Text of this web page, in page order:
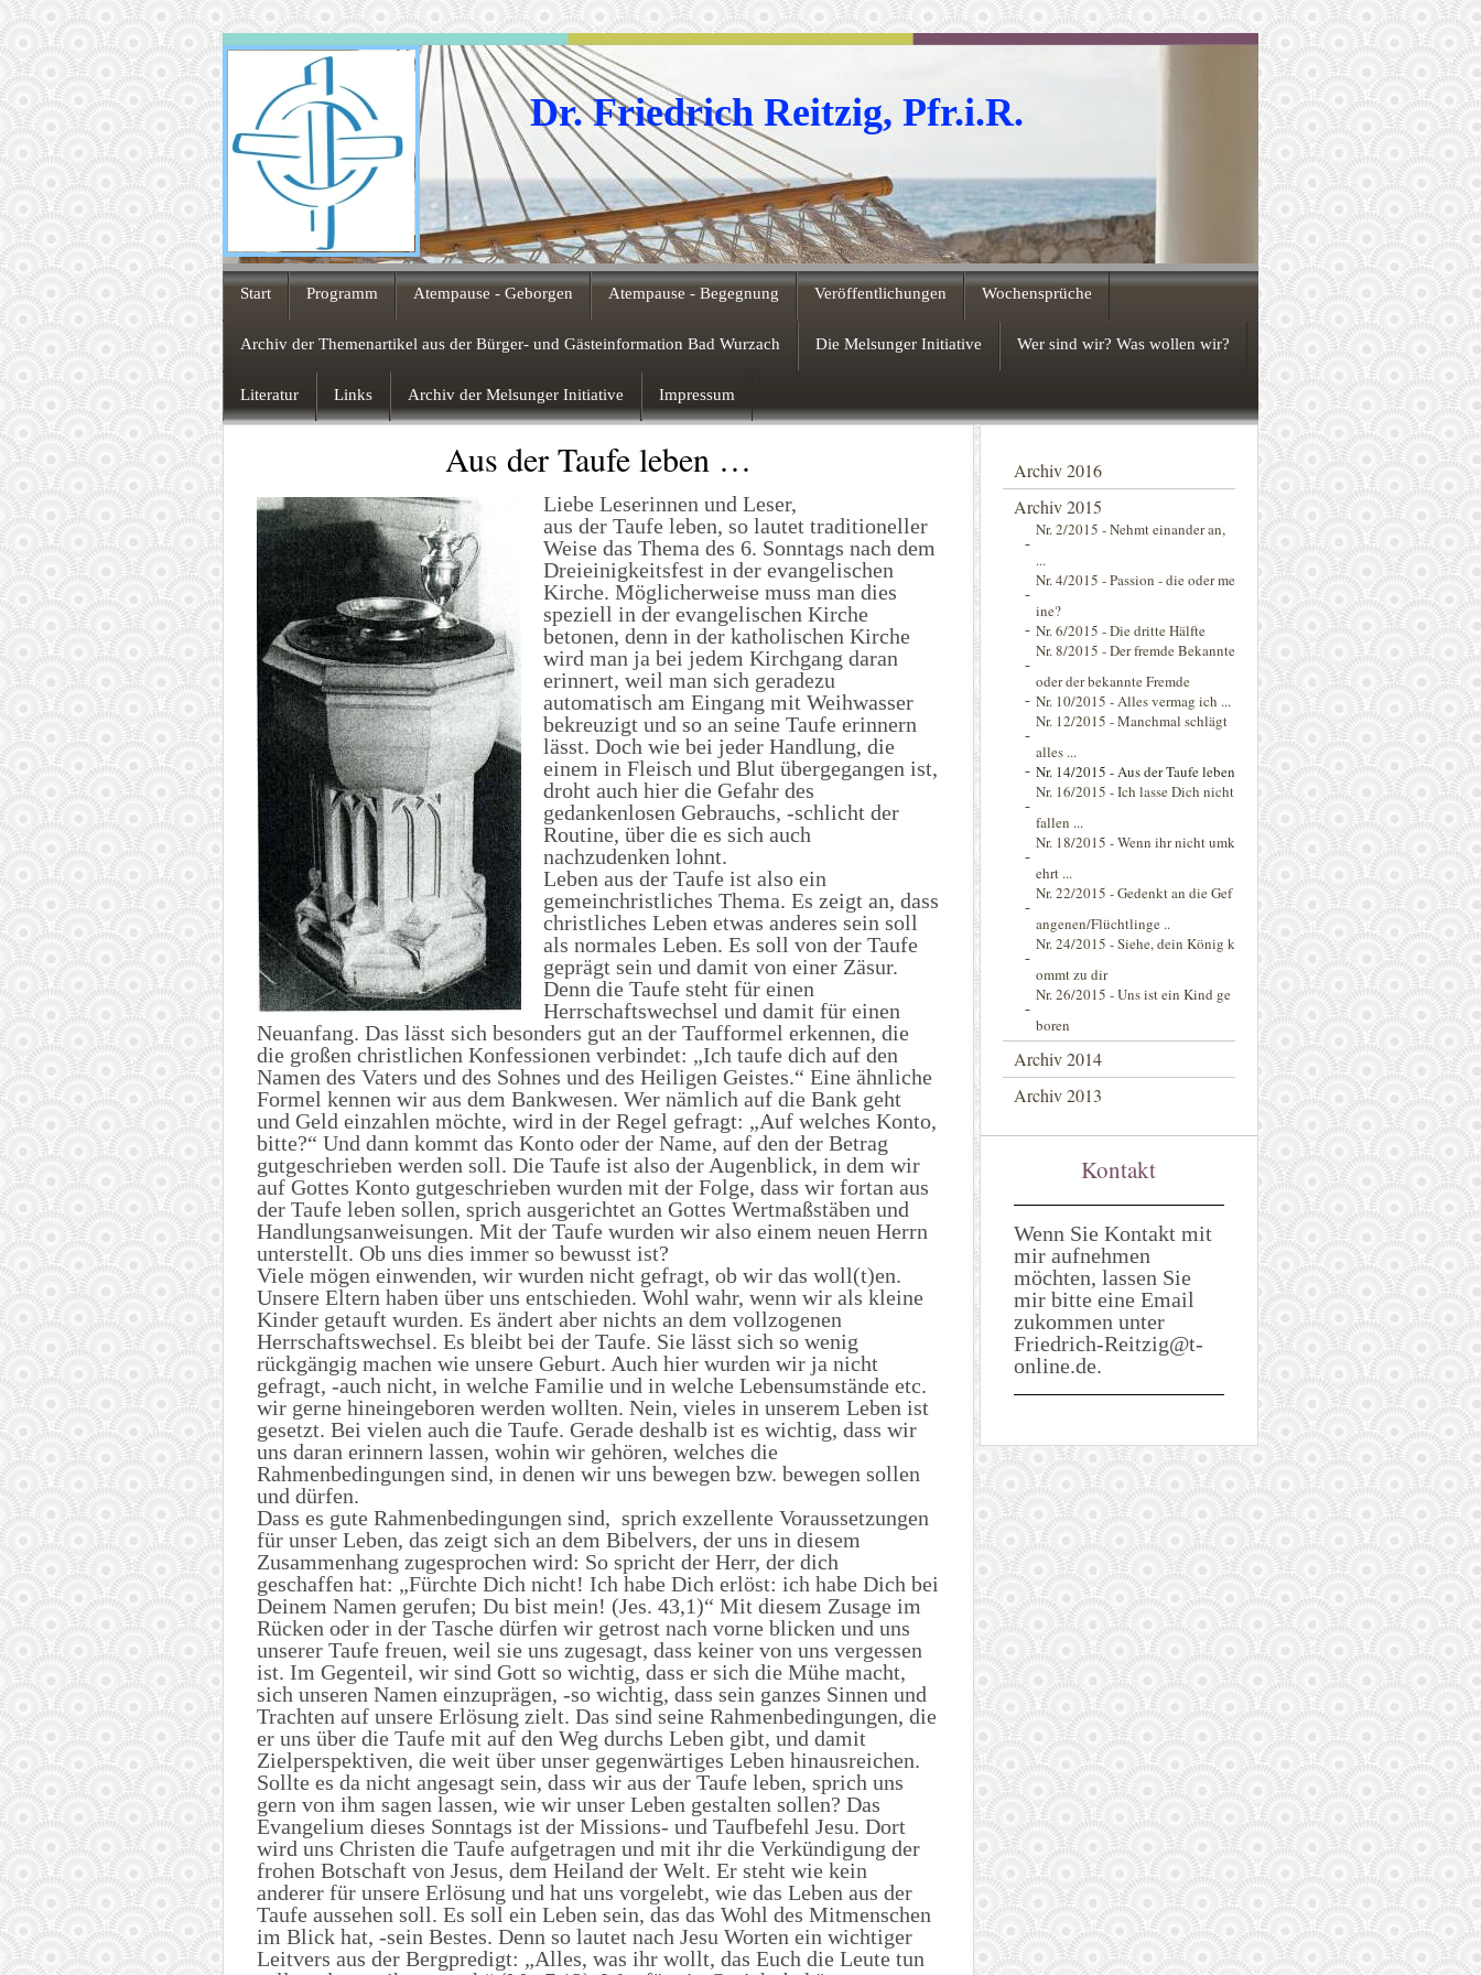
Dr. Friedrich Reitzig, Pfr.i.R.
Start Programm Atempause - Geborgen Atempause - Begegnung Veröffentlichungen Wochensprüche
Archiv der Themenartikel aus der Bürger- und Gästeinformation Bad Wurzach Die Melsunger Initiative Wer sind wir? Was wollen wir?
Literatur Links Archiv der Melsunger Initiative Impressum
Aus der Taufe leben …
Liebe Leserinnen und Leser,
aus der Taufe leben, so lautet traditioneller
Weise das Thema des 6. Sonntags nach dem
Dreieinigkeitsfest in der evangelischen
Kirche. Möglicherweise muss man dies
speziell in der evangelischen Kirche
betonen, denn in der katholischen Kirche
wird man ja bei jedem Kirchgang daran
erinnert, weil man sich geradezu
automatisch am Eingang mit Weihwasser
bekreuzigt und so an seine Taufe erinnern
lässt. Doch wie bei jeder Handlung, die
einem in Fleisch und Blut übergegangen ist,
droht auch hier die Gefahr des
gedankenlosen Gebrauchs, -schlicht der
Routine, über die es sich auch
nachzudenken lohnt.
Leben aus der Taufe ist also ein
gemeinchristliches Thema. Es zeigt an, dass
christliches Leben etwas anderes sein soll
als normales Leben. Es soll von der Taufe
geprägt sein und damit von einer Zäsur.
Denn die Taufe steht für einen
Herrschaftswechsel und damit für einen
Neuanfang. Das lässt sich besonders gut an der Taufformel erkennen, die
die großen christlichen Konfessionen verbindet: „Ich taufe dich auf den
Namen des Vaters und des Sohnes und des Heiligen Geistes.“ Eine ähnliche
Formel kennen wir aus dem Bankwesen. Wer nämlich auf die Bank geht
und Geld einzahlen möchte, wird in der Regel gefragt: „Auf welches Konto,
bitte?“ Und dann kommt das Konto oder der Name, auf den der Betrag
gutgeschrieben werden soll. Die Taufe ist also der Augenblick, in dem wir
auf Gottes Konto gutgeschrieben wurden mit der Folge, dass wir fortan aus
der Taufe leben sollen, sprich ausgerichtet an Gottes Wertmaßstäben und
Handlungsanweisungen. Mit der Taufe wurden wir also einem neuen Herrn
unterstellt. Ob uns dies immer so bewusst ist?
Viele mögen einwenden, wir wurden nicht gefragt, ob wir das woll(t)en.
Unsere Eltern haben über uns entschieden. Wohl wahr, wenn wir als kleine
Kinder getauft wurden. Es ändert aber nichts an dem vollzogenen
Herrschaftswechsel. Es bleibt bei der Taufe. Sie lässt sich so wenig
rückgängig machen wie unsere Geburt. Auch hier wurden wir ja nicht
gefragt, -auch nicht, in welche Familie und in welche Lebensumstände etc.
wir gerne hineingeboren werden wollten. Nein, vieles in unserem Leben ist
gesetzt. Bei vielen auch die Taufe. Gerade deshalb ist es wichtig, dass wir
uns daran erinnern lassen, wohin wir gehören, welches die
Rahmenbedingungen sind, in denen wir uns bewegen bzw. bewegen sollen
und dürfen.
Dass es gute Rahmenbedingungen sind, sprich exzellente Voraussetzungen
für unser Leben, das zeigt sich an dem Bibelvers, der uns in diesem
Zusammenhang zugesprochen wird: So spricht der Herr, der dich
geschaffen hat: „Fürchte Dich nicht! Ich habe Dich erlöst: ich habe Dich bei
Deinem Namen gerufen; Du bist mein! (Jes. 43,1)“ Mit diesem Zusage im
Rücken oder in der Tasche dürfen wir getrost nach vorne blicken und uns
unserer Taufe freuen, weil sie uns zugesagt, dass keiner von uns vergessen
ist. Im Gegenteil, wir sind Gott so wichtig, dass er sich die Mühe macht,
sich unseren Namen einzuprägen, -so wichtig, dass sein ganzes Sinnen und
Trachten auf unsere Erlösung zielt. Das sind seine Rahmenbedingungen, die
er uns über die Taufe mit auf den Weg durchs Leben gibt, und damit
Zielperspektiven, die weit über unser gegenwärtiges Leben hinausreichen.
Sollte es da nicht angesagt sein, dass wir aus der Taufe leben, sprich uns
gern von ihm sagen lassen, wie wir unser Leben gestalten sollen? Das
Evangelium dieses Sonntags ist der Missions- und Taufbefehl Jesu. Dort
wird uns Christen die Taufe aufgetragen und mit ihr die Verkündigung der
frohen Botschaft von Jesus, dem Heiland der Welt. Er steht wie kein
anderer für unsere Erlösung und hat uns vorgelebt, wie das Leben aus der
Taufe aussehen soll. Es soll ein Leben sein, das das Wohl des Mitmenschen
im Blick hat, -sein Bestes. Denn so lautet nach Jesu Worten ein wichtiger
Leitvers aus der Bergpredigt: „Alles, was ihr wollt, das Euch die Leute tun
Archiv 2016
Archiv 2015
Nr. 2/2015 - Nehmt einander an,
...
Nr. 4/2015 - Passion - die oder me
ine?
Nr. 6/2015 - Die dritte Hälfte
Nr. 8/2015 - Der fremde Bekannte
oder der bekannte Fremde
Nr. 10/2015 - Alles vermag ich ...
Nr. 12/2015 - Manchmal schlägt
alles ...
Nr. 14/2015 - Aus der Taufe leben
Nr. 16/2015 - Ich lasse Dich nicht
fallen ...
Nr. 18/2015 - Wenn ihr nicht umk
ehrt ...
Nr. 22/2015 - Gedenkt an die Gef
angenen/Flüchtlinge ..
Nr. 24/2015 - Siehe, dein König k
ommt zu dir
Nr. 26/2015 - Uns ist ein Kind ge
boren
Archiv 2014
Archiv 2013
Kontakt
Wenn Sie Kontakt mit
mir aufnehmen
möchten, lassen Sie
mir bitte eine Email
zukommen unter
Friedrich-Reitzig@t-
online.de.